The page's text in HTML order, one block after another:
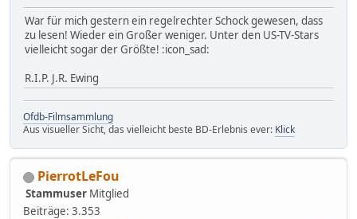
War für mich gestern ein regelrechter Schock gewesen, dass
zu lesen! Wieder ein Großer weniger. Unter den US-TV-Stars
vielleicht sogar der Größte! :icon_sad:
R.I.P. J.R. Ewing
Ofdb-Filmsammlung
Aus visueller Sicht, das vielleicht beste BD-Erlebnis ever: Klick
PierrotLeFou
Stammuser Mitglied
Beiträge: 3.353